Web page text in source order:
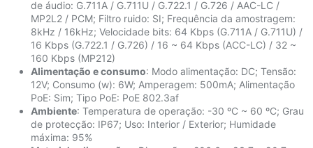
de áudio: G.711A / G.711U / G.722.1 / G.726 / AAC-LC /
MP2L2 / PCM; Filtro ruido: SI; Frequência da amostragem:
8kHz / 16kHz; Velocidade bits: 64 Kbps (G.711A / G.711U) /
16 Kbps (G.722.1 / G.726) / 16 ~ 64 Kbps (ACC-LC) / 32 ~
160 Kbps (MP212)
Alimentação e consumo: Modo alimentação: DC; Tensão:
12V; Consumo (w): 6W; Amperagem: 500mA; Alimentação
PoE: Sim; Tipo PoE: PoE 802.3af
Ambiente: Temperatura de operação: -30 ºC ~ 60 ºC; Grau
de protecção: IP67; Uso: Interior / Exterior; Humidade
máxima: 95%